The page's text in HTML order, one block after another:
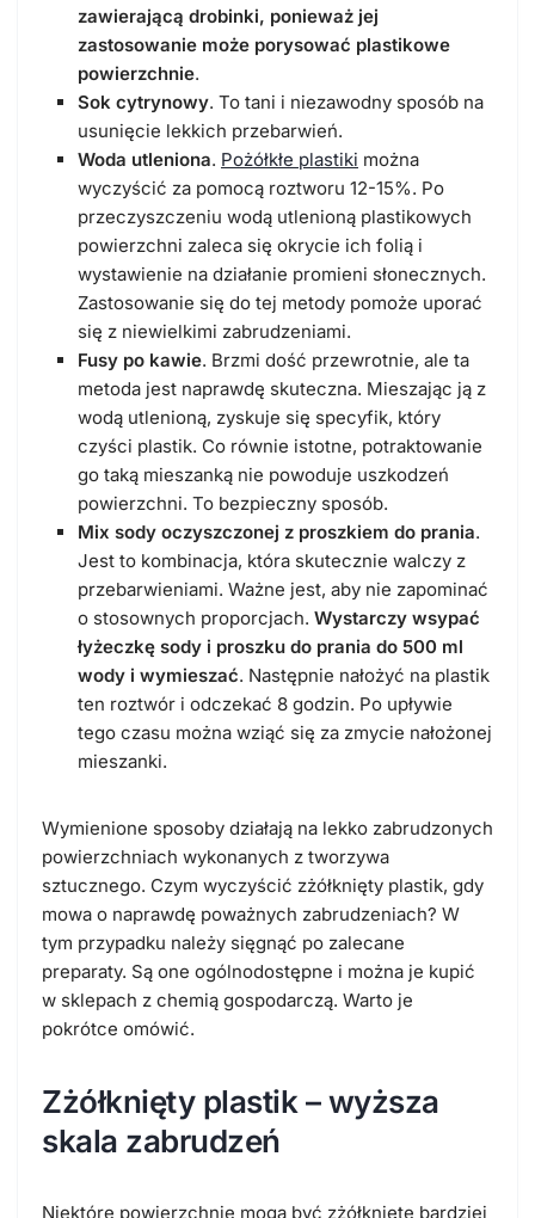
zawierającą drobinki, ponieważ jej
zastosowanie może porysować plastikowe
powierzchnie.
Sok cytrynowy. To tani i niezawodny sposób na
usunięcie lekkich przebarwień.
Woda utleniona. Pożółkłe plastiki można
wyczyścić za pomocą roztworu 12-15%. Po
przeczyszczeniu wodą utlenioną plastikowych
powierzchni zaleca się okrycie ich folią i
wystawienie na działanie promieni słonecznych.
Zastosowanie się do tej metody pomoże uporać
się z niewielkimi zabrudzeniami.
Fusy po kawie. Brzmi dość przewrotnie, ale ta
metoda jest naprawdę skuteczna. Mieszając ją z
wodą utlenioną, zyskuje się specyfik, który
czyści plastik. Co równie istotne, potraktowanie
go taką mieszanką nie powoduje uszkodzeń
powierzchni. To bezpieczny sposób.
Mix sody oczyszczonej z proszkiem do prania.
Jest to kombinacja, która skutecznie walczy z
przebarwieniami. Ważne jest, aby nie zapominać
o stosownych proporcjach. Wystarczy wsypać
łyżeczkę sody i proszku do prania do 500 ml
wody i wymieszać. Następnie nałożyć na plastik
ten roztwór i odczekać 8 godzin. Po upływie
tego czasu można wziąć się za zmycie nałożonej
mieszanki.
Wymienione sposoby działają na lekko zabrudzonych
powierzchniach wykonanych z tworzywa
sztucznego. Czym wyczyścić zżółknięty plastik, gdy
mowa o naprawdę poważnych zabrudzeniach? W
tym przypadku należy sięgnąć po zalecane
preparaty. Są one ogólnodostępne i można je kupić
w sklepach z chemią gospodarczą. Warto je
pokrótce omówić.
Zżółknięty plastik – wyższa
skala zabrudzeń
Niektóre powierzchnie mogą być zżółknięte bardziej